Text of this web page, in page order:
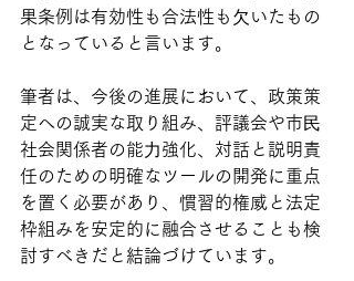
果条例は有効性も合法性も⽋いたもの
となっていると言います。
筆者は、今後の進展において、政策策
定への誠実な取り組み、評議会や市⺠
社会関係者の能⼒強化、対話と説明責
任のための明確なツールの開発に重点
を置く必要があり、慣習的権威と法定
枠組みを安定的に融合させることも検
討すべきだと結論づけています。